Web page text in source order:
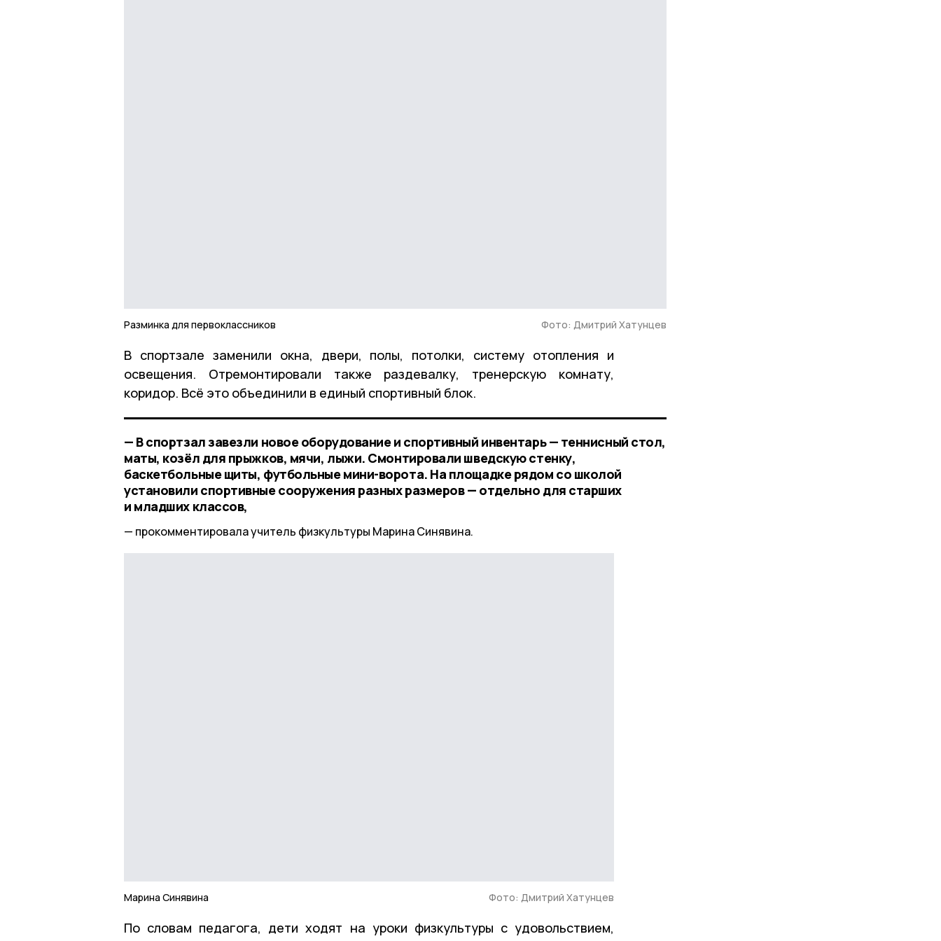
Разминка для первоклассников Фото: Дмитрий Хатунцев
В спортзале заменили окна, двери, полы, потолки, систему отопления и
освещения. Отремонтировали также раздевалку, тренерскую комнату,
коридор. Всё это объединили в единый спортивный блок.
— В спортзал завезли новое оборудование и спортивный инвентарь — теннисный стол,
маты, козёл для прыжков, мячи, лыжи. Смонтировали шведскую стенку,
баскетбольные щиты, футбольные мини-ворота. На площадке рядом со школой
установили спортивные сооружения разных размеров — отдельно для старших
и младших классов,
прокомментировала учитель физкультуры Марина Синявина.
Марина Синявина Фото: Дмитрий Хатунцев
По словам педагога, дети ходят на уроки физкультуры с удовольствием,